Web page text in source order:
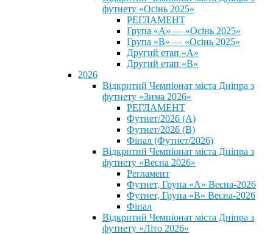
футнету «Осінь 2025»
РЕГЛАМЕНТ
Група «А» — «Осінь 2025»
Група «В» — «Осінь 2025»
Другий етап «А»
Другий етап «В»
2026
Відкритий Чемпіонат міста Дніпра з
футнету «Зима 2026»
РЕГЛАМЕНТ
Футнет/2026 (А)
Футнет/2026 (В)
Фінал (Футнет/2026)
Відкритий Чемпіонат міста Дніпра з
футнету «Весна 2026»
Регламент
Футнет, Група «А» Весна-2026
Футнет, Група «В» Весна-2026
Фінал
Відкритий Чемпіонат міста Дніпра з
футнету «Літо 2026»